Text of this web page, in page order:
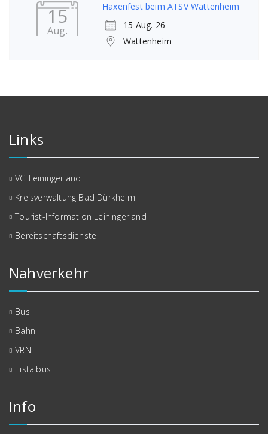
15
Aug.
Haxenfest beim ATSV Wattenheim
15 Aug. 26
Wattenheim
Links
VG Leiningerland
Kreisverwaltung Bad Dürkheim
Tourist-Information Leiningerland
Bereitschaftsdienste
Nahverkehr
Bus
Bahn
VRN
Eistalbus
Info